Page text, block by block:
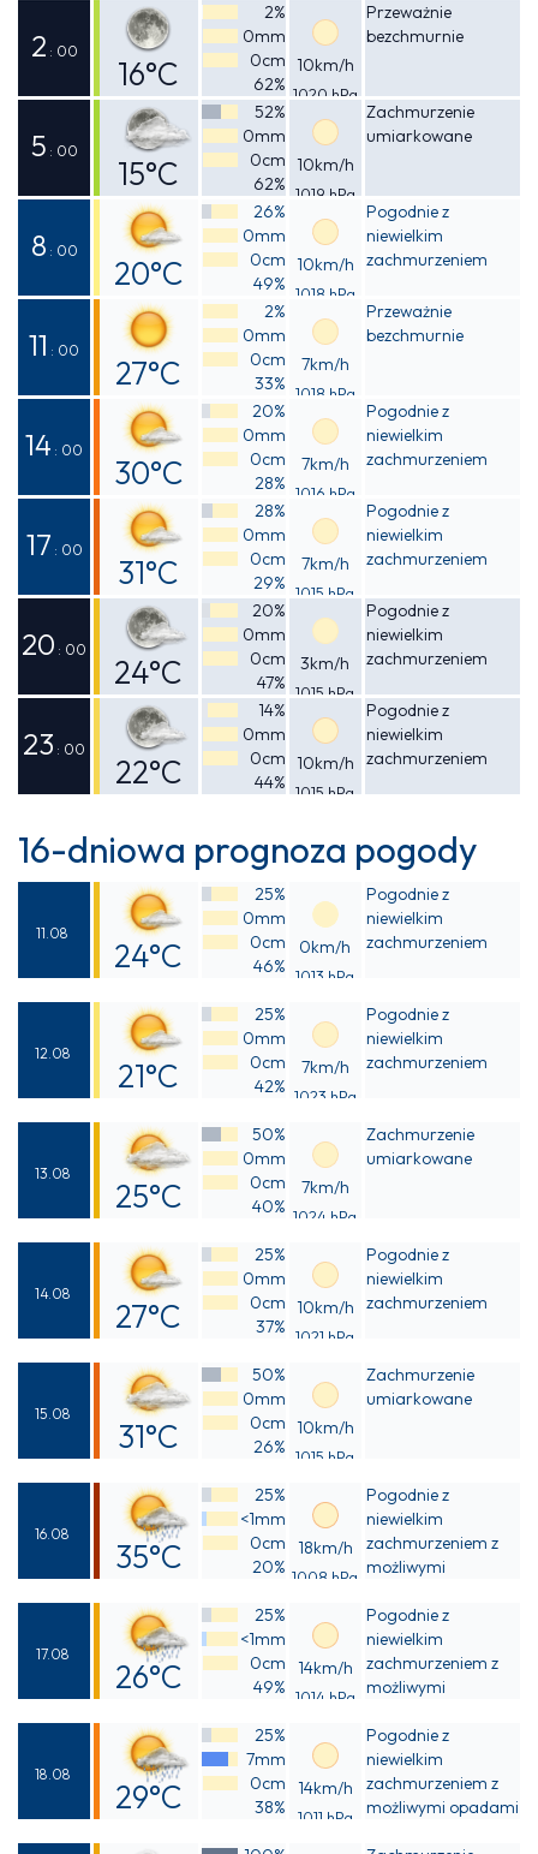
2 : 00
16°C
Odczuwalna
15°C
2%
0mm
0cm
62%
10km/h
1020 hPa
Przeważnie
bezchmurnie
5 : 00
15°C
Odczuwalna
14°C
52%
0mm
0cm
62%
10km/h
1019 hPa
Zachmurzenie
umiarkowane
8 : 00
20°C
Odczuwalna
19°C
26%
0mm
0cm
49%
10km/h
1018 hPa
Pogodnie z
niewielkim
zachmurzeniem
11 : 00
27°C
Odczuwalna
27°C
2%
0mm
0cm
33%
7km/h
1018 hPa
Przeważnie
bezchmurnie
14 : 00
30°C
Odczuwalna
29°C
20%
0mm
0cm
28%
7km/h
1016 hPa
Pogodnie z
niewielkim
zachmurzeniem
17 : 00
31°C
Odczuwalna
29°C
28%
0mm
0cm
29%
7km/h
1015 hPa
Pogodnie z
niewielkim
zachmurzeniem
20 : 00
24°C
Odczuwalna
24°C
20%
0mm
0cm
47%
3km/h
1015 hPa
Pogodnie z
niewielkim
zachmurzeniem
23 : 00
22°C
14%
0mm
0cm
44%
10km/h
1015 hPa
Pogodnie z
niewielkim
zachmurzeniem
16-dniowa prognoza pogody
11.08
24°C
23°C
25%
0mm
0cm
46%
0km/h
1013 hPa
Pogodnie z
niewielkim
zachmurzeniem
12.08
21°C
20°C
25%
0mm
0cm
42%
7km/h
1023 hPa
Pogodnie z
niewielkim
zachmurzeniem
13.08
25°C
24°C
50%
0mm
0cm
40%
7km/h
1024 hPa
Zachmurzenie
umiarkowane
14.08
27°C
26°C
25%
0mm
0cm
37%
10km/h
1021 hPa
Pogodnie z
niewielkim
zachmurzeniem
15.08
31°C
29°C
50%
0mm
0cm
26%
10km/h
1015 hPa
Zachmurzenie
umiarkowane
16.08
35°C
33°C
25%
<1mm
0cm
20%
18km/h
1008 hPa
Pogodnie z
niewielkim
zachmurzeniem z
możliwymi
opadami deszczu
17.08
26°C
25°C
25%
<1mm
0cm
49%
14km/h
1014 hPa
Pogodnie z
niewielkim
zachmurzeniem z
możliwymi
opadami deszczu
18.08
29°C
25%
7mm
0cm
38%
14km/h
1011 hPa
Pogodnie z
niewielkim
zachmurzeniem z
możliwymi opadami